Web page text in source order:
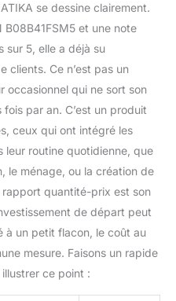
se dessine clairement.
B08B41FSM5 et une note
sur 5, elle a déjà su
clients. Ce n’est pas un
occasionnel qui ne sort son
par an. C’est un produit
ceux qui ont intégré les
leur routine quotidienne, que
le ménage, ou la création de
rapport quantité-prix est son
de départ peut
à un petit flacon, le coût au
mesure. Faisons un rapide
ce point :